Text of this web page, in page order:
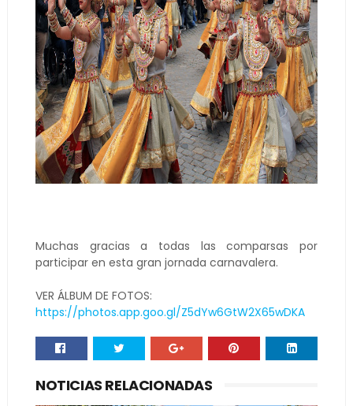
Muchas gracias a todas las comparsas por
participar en esta gran jornada carnavalera.
VER ÁLBUM DE FOTOS:
https://photos.app.goo.gl/Z5dYw6GtW2X65wDKA
NOTICIAS RELACIONADAS